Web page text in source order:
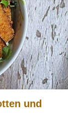
und